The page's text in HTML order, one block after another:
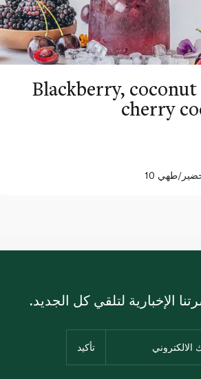
Blackberry,
cherry
طهي
الإخبارية لتلقي كل الجديد.